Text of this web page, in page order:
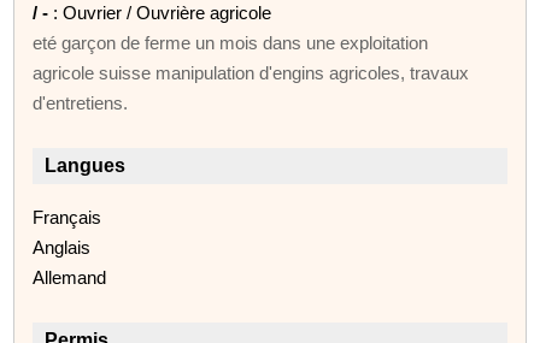
/ - : Ouvrier / Ouvrière agricole
eté garçon de ferme un mois dans une exploitation
agricole suisse manipulation d'engins agricoles, travaux
d'entretiens.
Langues
Français
Anglais
Allemand